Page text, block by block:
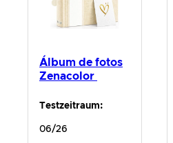
Álbum de fotos
Zenacolor
Testzeitraum:
06/26